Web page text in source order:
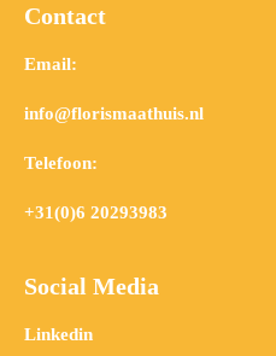
Contact
Email:
info@florismaathuis.nl
Telefoon:
+31(0)6 20293983
Social Media
Linkedin